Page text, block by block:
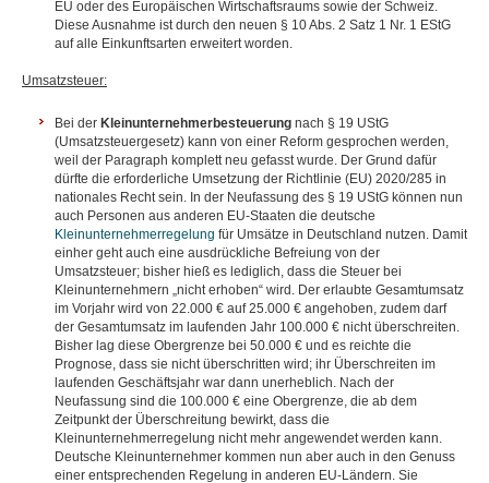
EU oder des Europäischen Wirtschaftsraums sowie der Schweiz.
Diese Ausnahme ist durch den neuen § 10 Abs. 2 Satz 1 Nr. 1 EStG
auf alle Einkunftsarten erweitert worden.
Umsatzsteuer:
Bei der Kleinunternehmerbesteuerung nach § 19 UStG
(Umsatzsteuergesetz) kann von einer Reform gesprochen werden,
weil der Paragraph komplett neu gefasst wurde. Der Grund dafür
dürfte die erforderliche Umsetzung der Richtlinie (EU) 2020/285 in
nationales Recht sein. In der Neufassung des § 19 UStG können nun
auch Personen aus anderen EU-Staaten die deutsche
Kleinunternehmerregelung für Umsätze in Deutschland nutzen. Damit
einher geht auch eine ausdrückliche Befreiung von der
Umsatzsteuer; bisher hieß es lediglich, dass die Steuer bei
Kleinunternehmern „nicht erhoben“ wird. Der erlaubte Gesamtumsatz
im Vorjahr wird von 22.000 € auf 25.000 € angehoben, zudem darf
der Gesamtumsatz im laufenden Jahr 100.000 € nicht überschreiten.
Bisher lag diese Obergrenze bei 50.000 € und es reichte die
Prognose, dass sie nicht überschritten wird; ihr Überschreiten im
laufenden Geschäftsjahr war dann unerheblich. Nach der
Neufassung sind die 100.000 € eine Obergrenze, die ab dem
Zeitpunkt der Überschreitung bewirkt, dass die
Kleinunternehmerregelung nicht mehr angewendet werden kann.
Deutsche Kleinunternehmer kommen nun aber auch in den Genuss
einer entsprechenden Regelung in anderen EU-Ländern. Sie